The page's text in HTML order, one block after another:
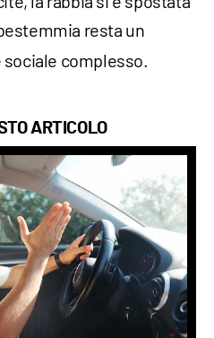
resta un
complesso.
ARTICOLO